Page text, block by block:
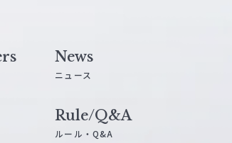
News
ニュース
Rule/Q&A
ルール・Q&A